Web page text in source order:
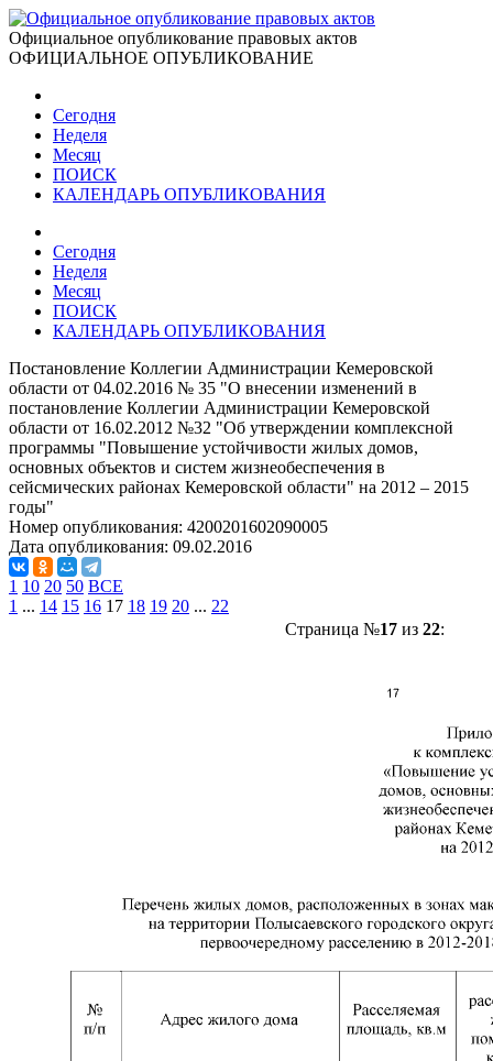
Официальное опубликование правовых актов
ОФИЦИАЛЬНОЕ ОПУБЛИКОВАНИЕ
Сегодня
Неделя
Месяц
ПОИСК
КАЛЕНДАРЬ ОПУБЛИКОВАНИЯ
Сегодня
Неделя
Месяц
ПОИСК
КАЛЕНДАРЬ ОПУБЛИКОВАНИЯ
Постановление Коллегии Администрации Кемеровской
области от 04.02.2016 № 35 "О внесении изменений в
постановление Коллегии Администрации Кемеровской
области от 16.02.2012 №32 "Об утверждении комплексной
программы "Повышение устойчивости жилых домов,
основных объектов и систем жизнеобеспечения в
сейсмических районах Кемеровской области" на 2012 – 2015
годы"
Номер опубликования: 4200201602090005
Дата опубликования: 09.02.2016
1 10 20 50 ВСЕ
1 ... 14 15 16 17 18 19 20 ... 22
Страница №17из 22: